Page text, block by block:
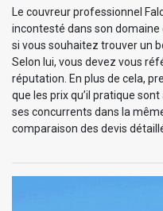
Le couvreur professionnel
incontesté dans son domaine
si vous souhaitez trouver un
Selon lui, vous devez vous
réputation. En plus de cela,
que les prix qu’il pratique
ses concurrents dans la
comparaison des devis